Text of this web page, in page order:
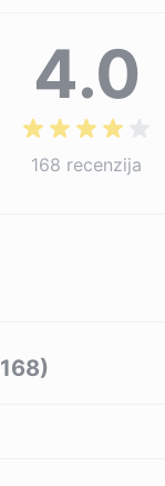
4.0
168 recenzija
168)